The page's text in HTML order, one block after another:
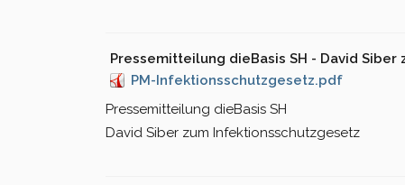
Pressemitteilung dieBasis SH - David
PM-Infektionsschutzgesetz.pdf
Pressemitteilung dieBasis SH
David Siber zum Infektionsschutzgesetz